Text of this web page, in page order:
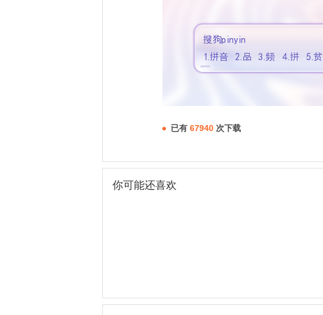
已有 67940 次下载
你可能还喜欢